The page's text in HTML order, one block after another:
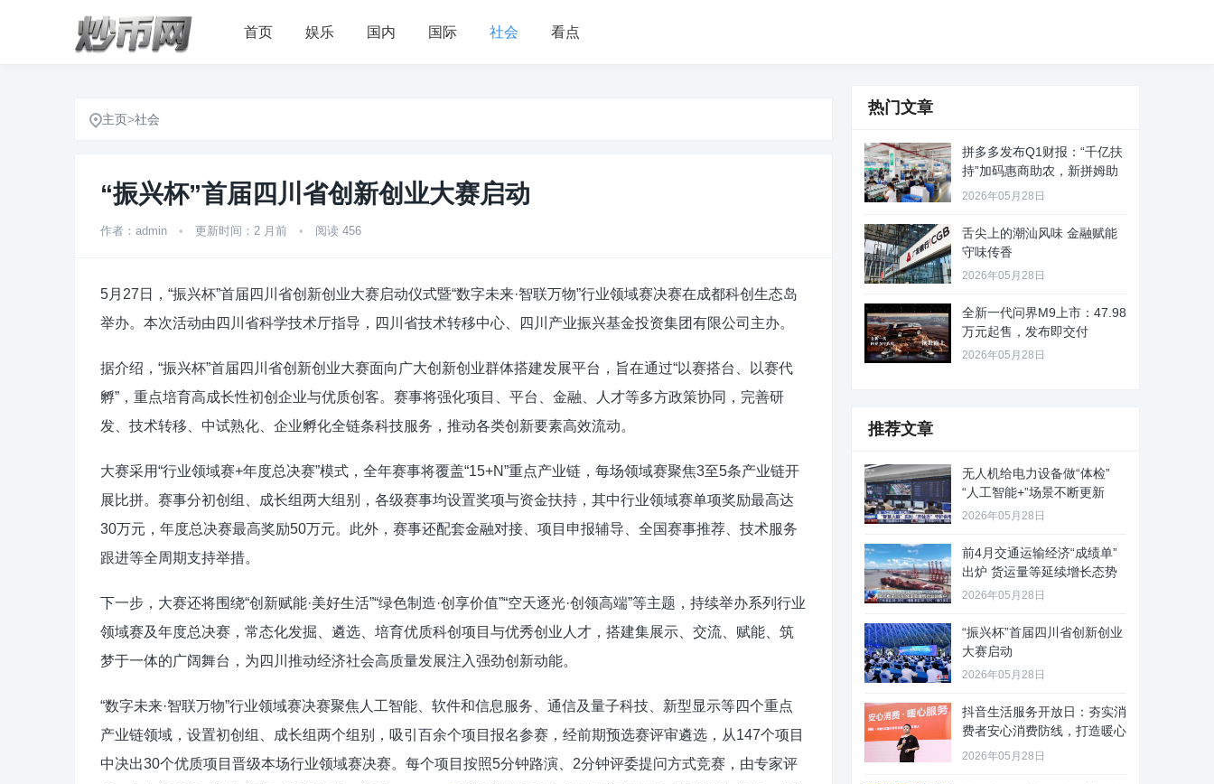
首页 娱乐 国内 国际 社会 看点
主页>社会
“振兴杯”首届四川省创新创业大赛启动
作者：admin • 更新时间：2 月前 • 阅读 456
5月27日，“振兴杯”首届四川省创新创业大赛启动仪式暨“数字未来·智联万物”行业领域赛决赛在成都科创生态岛
举办。本次活动由四川省科学技术厅指导，四川省技术转移中心、四川产业振兴基金投资集团有限公司主办。
据介绍，“振兴杯”首届四川省创新创业大赛面向广大创新创业群体搭建发展平台，旨在通过“以赛搭台、以赛代
孵”，重点培育高成长性初创企业与优质创客。赛事将强化项目、平台、金融、人才等多方政策协同，完善研
发、技术转移、中试熟化、企业孵化全链条科技服务，推动各类创新要素高效流动。
大赛采用“行业领域赛+年度总决赛”模式，全年赛事将覆盖“15+N”重点产业链，每场领域赛聚焦3至5条产业链开
展比拼。赛事分初创组、成长组两大组别，各级赛事均设置奖项与资金扶持，其中行业领域赛单项奖励最高达
30万元，年度总决赛最高奖励50万元。此外，赛事还配套金融对接、项目申报辅导、全国赛事推荐、技术服务
跟进等全周期支持举措。
下一步，大赛还将围绕“创新赋能·美好生活”“绿色制造·创享价值”“空天逐光·创领高端”等主题，持续举办系列行业
领域赛及年度总决赛，常态化发掘、遴选、培育优质科创项目与优秀创业人才，搭建集展示、交流、赋能、筑
梦于一体的广阔舞台，为四川推动经济社会高质量发展注入强劲创新动能。
“数字未来·智联万物”行业领域赛决赛聚焦人工智能、软件和信息服务、通信及量子科技、新型显示等四个重点
产业链领域，设置初创组、成长组两个组别，吸引百余个项目报名参赛，经前期预选赛评审遴选，从147个项目
中决出30个优质项目晋级本场行业领域赛决赛。每个项目按照5分钟路演、2分钟评委提问方式竞赛，由专家评
热门文章
拼多多发布Q1财报：“千亿扶
持”加码惠商助农，新拼姆助
力
2026年05月28日
舌尖上的潮汕风味 金融赋能
守味传香
2026年05月28日
全新一代问界M9上市：47.98
万元起售，发布即交付
2026年05月28日
推荐文章
无人机给电力设备做“体检”
“人工智能+”场景不断更新
2026年05月28日
前4月交通运输经济“成绩单”
出炉 货运量等延续增长态势
2026年05月28日
“振兴杯”首届四川省创新创业
大赛启动
2026年05月28日
抖音生活服务开放日：夯实消
费者安心消费防线，打造暖心
服务
2026年05月28日